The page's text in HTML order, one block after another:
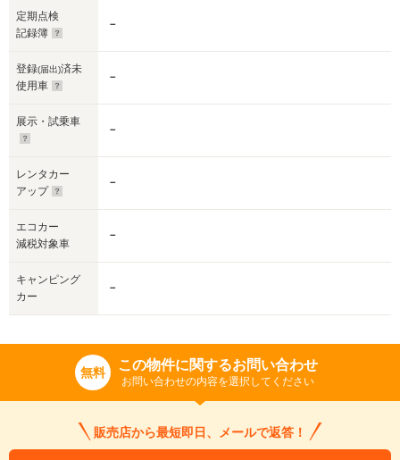
定期点検
記録簿
－
登録(届出)済未
使用車
－
展示・試乗車
－
レンタカー
アップ
－
エコカー
減税対象車
－
キャンピング
カー
－
無料 この物件に関するお問い合わせ
お問い合わせの内容を選択してください
販売店から最短即日、メールで返答！